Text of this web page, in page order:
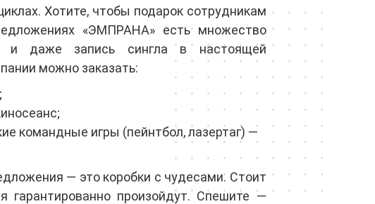
Хотите, чтобы подарок сотрудникам
«ЭМПРАНА» есть множество
и даже запись сингла в настоящей
можно заказать:
командные игры (пейнтбол, лазертаг) —
— это коробки с чудесами. Стоит
произойдут. Спешите —